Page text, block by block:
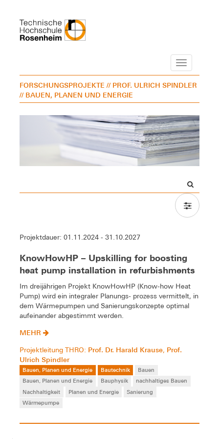
Navigation
FORSCHUNGSPROJEKTE // PROF. ULRICH SPINDLER
// BAUEN, PLANEN UND ENERGIE
Projektdauer: 01.11.2024 - 31.10.2027
KnowHowHP – Upskilling for boosting
heat pump installation in refurbishments
Im dreijährigen Projekt KnowHowHP (Know-how Heat
Pump) wird ein integraler Planungs- prozess vermittelt, in
dem Wärmepumpen und Sanierungskonzepte optimal
aufeinander abgestimmt werden.
MEHR
Projektleitung THRO: Prof. Dr. Harald Krause, Prof.
Ulrich Spindler
Bauen, Planen und Energie Bautechnik
Bauen
Bauen, Planen und Energie
Bauphysik
nachhaltiges Bauen
Nachhaltigkeit
Planen und Energie
Sanierung
Wärmepumpe